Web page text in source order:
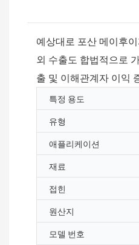
예상대로 포산 메이후
외 수출도 합법적으로
출 및 이해관계자 이익
특정 용도
유형
애플리케이션
재료
접힌
원산지
모델 번호